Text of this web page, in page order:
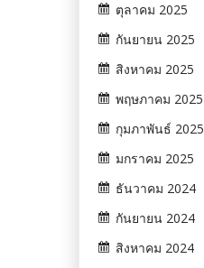
ตุลาคม 2025
กันยายน 2025
สิงหาคม 2025
พฤษภาคม 2025
กุมภาพันธ์ 2025
มกราคม 2025
ธันวาคม 2024
กันยายน 2024
สิงหาคม 2024